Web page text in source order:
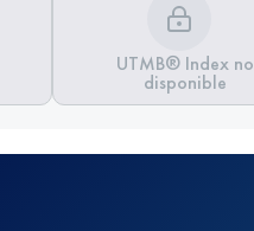
UTMB® Index no
disponible